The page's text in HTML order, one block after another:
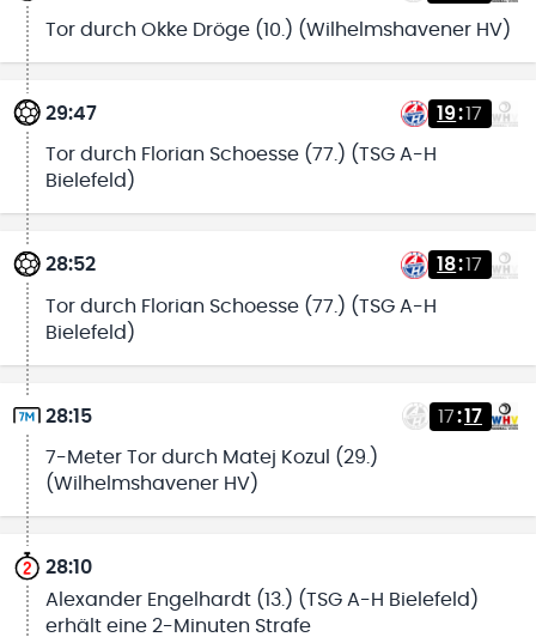
Tor durch Okke Dröge (10.) (Wilhelmshavener HV)
29:47 19:17
Tor durch Florian Schoesse (77.) (TSG A-H
Bielefeld)
28:52 18:17
Tor durch Florian Schoesse (77.) (TSG A-H
Bielefeld)
28:15 17:17
7-Meter Tor durch Matej Kozul (29.)
(Wilhelmshavener HV)
28:10
Alexander Engelhardt (13.) (TSG A-H Bielefeld)
erhält eine 2-Minuten Strafe